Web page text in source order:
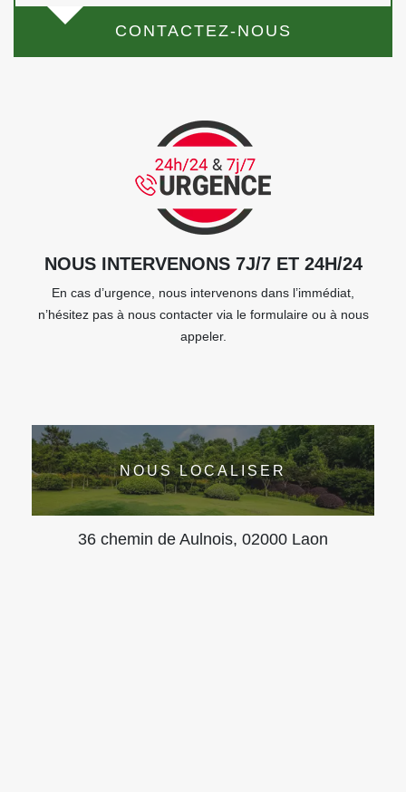
CONTACTEZ-NOUS
NOUS INTERVENONS 7J/7 ET 24H/24
En cas d’urgence, nous intervenons dans l’immédiat,
n’hésitez pas à nous contacter via le formulaire ou à nous
appeler.
NOUS LOCALISER
36 chemin de Aulnois, 02000 Laon